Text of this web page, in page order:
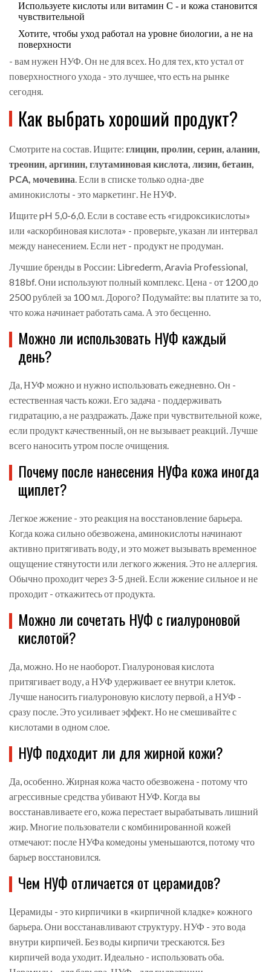
Используете кислоты или витамин С - и кожа становится
чувствительной
Хотите, чтобы уход работал на уровне биологии, а не на
поверхности
- вам нужен НУФ. Он не для всех. Но для тех, кто устал от
поверхностного ухода - это лучшее, что есть на рынке
сегодня.
Как выбрать хороший продукт?
Смотрите на состав. Ищите: глицин, пролин, серин, аланин,
треонин, аргинин, глутаминовая кислота, лизин, бетаин,
PCA, мочевина. Если в списке только одна-две
аминокислоты - это маркетинг. Не НУФ.
Ищите pH 5,0-6,0. Если в составе есть «гидроксикислоты»
или «аскорбиновая кислота» - проверьте, указан ли интервал
между нанесением. Если нет - продукт не продуман.
Лучшие бренды в России: Librederm, Aravia Professional,
818bf. Они используют полный комплекс. Цена - от 1200 до
2500 рублей за 100 мл. Дорого? Подумайте: вы платите за то,
что кожа начинает работать сама. А это бесценно.
Можно ли использовать НУФ каждый
день?
Да, НУФ можно и нужно использовать ежедневно. Он -
естественная часть кожи. Его задача - поддерживать
гидратацию, а не раздражать. Даже при чувствительной коже,
если продукт качественный, он не вызывает реакций. Лучше
всего наносить утром после очищения.
Почему после нанесения НУФа кожа иногда
щиплет?
Легкое жжение - это реакция на восстановление барьера.
Когда кожа сильно обезвожена, аминокислоты начинают
активно притягивать воду, и это может вызывать временное
ощущение стянутости или легкого жжения. Это не аллергия.
Обычно проходит через 3-5 дней. Если жжение сильное и не
проходит - откажитесь от продукта.
Можно ли сочетать НУФ с гиалуроновой
кислотой?
Да, можно. Но не наоборот. Гиалуроновая кислота
притягивает воду, а НУФ удерживает ее внутри клеток.
Лучше наносить гиалуроновую кислоту первой, а НУФ -
сразу после. Это усиливает эффект. Но не смешивайте с
кислотами в одном слое.
НУФ подходит ли для жирной кожи?
Да, особенно. Жирная кожа часто обезвожена - потому что
агрессивные средства убивают НУФ. Когда вы
восстанавливаете его, кожа перестает вырабатывать лишний
жир. Многие пользователи с комбинированной кожей
отмечают: после НУФа комедоны уменьшаются, потому что
барьер восстановился.
Чем НУФ отличается от церамидов?
Церамиды - это кирпичики в «кирпичной кладке» кожного
барьера. Они восстанавливают структуру. НУФ - это вода
внутри кирпичей. Без воды кирпичи трескаются. Без
кирпичей вода уходит. Идеально - использовать оба.